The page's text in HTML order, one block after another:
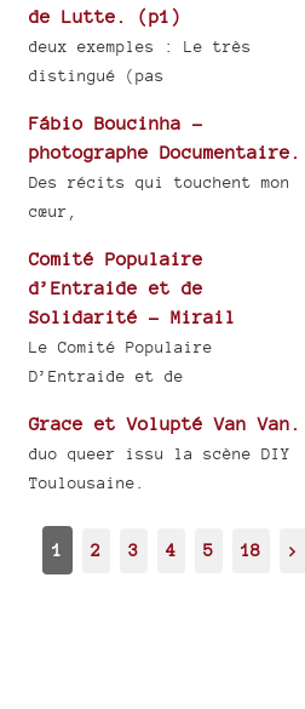
de Lutte. (p1)
deux exemples : Le très
distingué (pas
Fábio Boucinha -
photographe Documentaire.
Des récits qui touchent mon
cœur,
Comité Populaire
d’Entraide et de
Solidarité - Mirail
Le Comité Populaire
D’Entraide et de
Grace et Volupté Van Van.
duo queer issu la scène DIY
Toulousaine.
1 2 3 4 5 18 >